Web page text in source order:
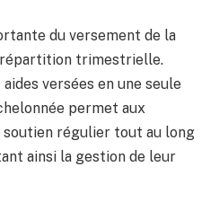
du versement de la
trimestrielle.
versées en une seule
permet aux
soutien régulier tout au long
ainsi la gestion de leur